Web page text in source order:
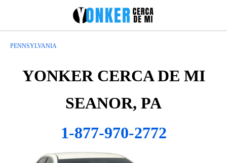
PENNSYLVANIA
YONKER CERCA DE MI
SEANOR, PA
1-877-970-2772